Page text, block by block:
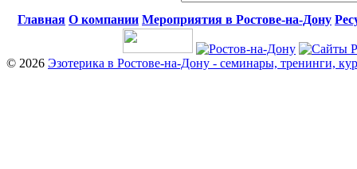
Главная О компании Мероприятия в Ростове-на-Дону
© 2026 Эзотерика в Ростове-на-Дону - семинары, тренинги,